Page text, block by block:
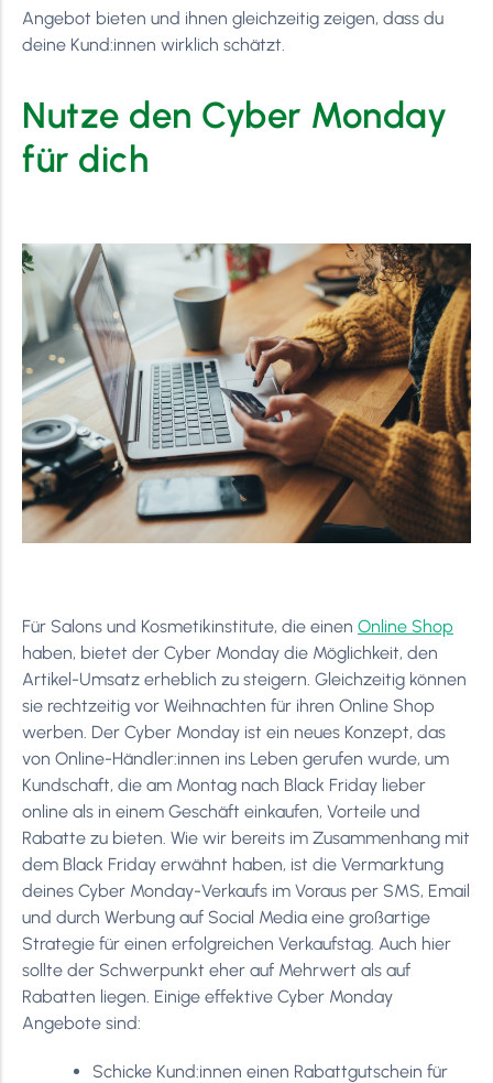
Angebot bieten und ihnen gleichzeitig zeigen, dass du
deine Kund:innen wirklich schätzt.
Nutze den Cyber Monday
für dich
Für Salons und Kosmetikinstitute, die einen Online Shop
haben, bietet der Cyber Monday die Möglichkeit, den
Artikel-Umsatz erheblich zu steigern. Gleichzeitig können
sie rechtzeitig vor Weihnachten für ihren Online Shop
werben. Der Cyber Monday ist ein neues Konzept, das
von Online-Händler:innen ins Leben gerufen wurde, um
Kundschaft, die am Montag nach Black Friday lieber
online als in einem Geschäft einkaufen, Vorteile und
Rabatte zu bieten. Wie wir bereits im Zusammenhang mit
dem Black Friday erwähnt haben, ist die Vermarktung
deines Cyber Monday-Verkaufs im Voraus per SMS, Email
und durch Werbung auf Social Media eine großartige
Strategie für einen erfolgreichen Verkaufstag. Auch hier
sollte der Schwerpunkt eher auf Mehrwert als auf
Rabatten liegen. Einige effektive Cyber Monday
Angebote sind:
Schicke Kund:innen einen Rabattgutschein für